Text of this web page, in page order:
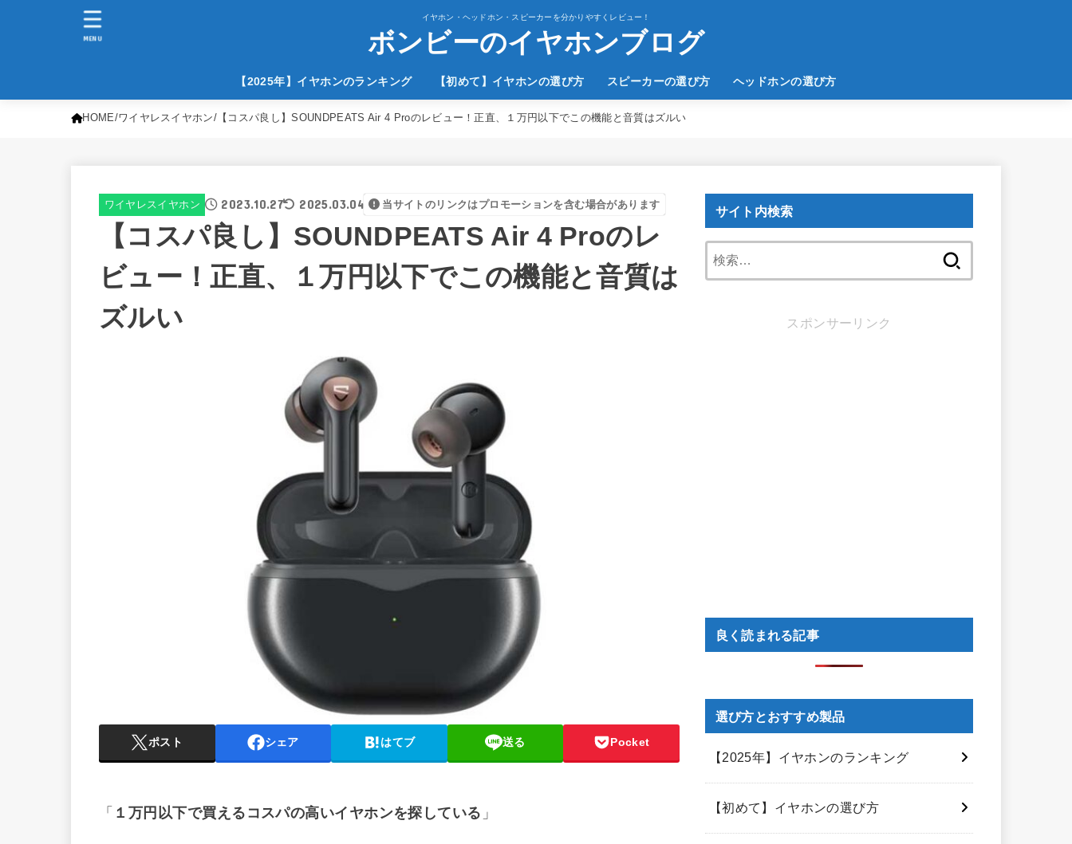
イヤホン・ヘッドホン・スピーカーを分かりやすくレビュー！
ボンビーのイヤホンブログ
【2025年】イヤホンのランキング 【初めて】イヤホンの選び方 スピーカーの選び方 ヘッドホンの選び方
MENU
HOME ワイヤレスイヤホン 【コスパ良し】SOUNDPEATS Air 4 Proのレビュー！正直、１万円以下でこの機能と音質はズルい
ワイヤレスイヤホン 2023.10.27 2025.03.04 当サイトのリンクはプロモーションを含む場合があります
【コスパ良し】SOUNDPEATS Air 4 Proのレ
ビュー！正直、１万円以下でこの機能と音質は
ズルい
ポスト シェア はてブ 送る Pocket
「 １万円以下で買えるコスパの高いイヤホンを探している 」
サイト内検索
索:
スポンサーリンク
良く読まれる記事
選び方とおすすめ製品
【2025年】イヤホンのランキング
【初めて】イヤホンの選び方